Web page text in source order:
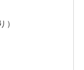
）